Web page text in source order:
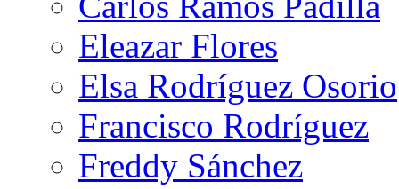
Eleazar Flores
Elsa Rodríguez Osorio
Francisco Rodríguez
Freddy Sánchez